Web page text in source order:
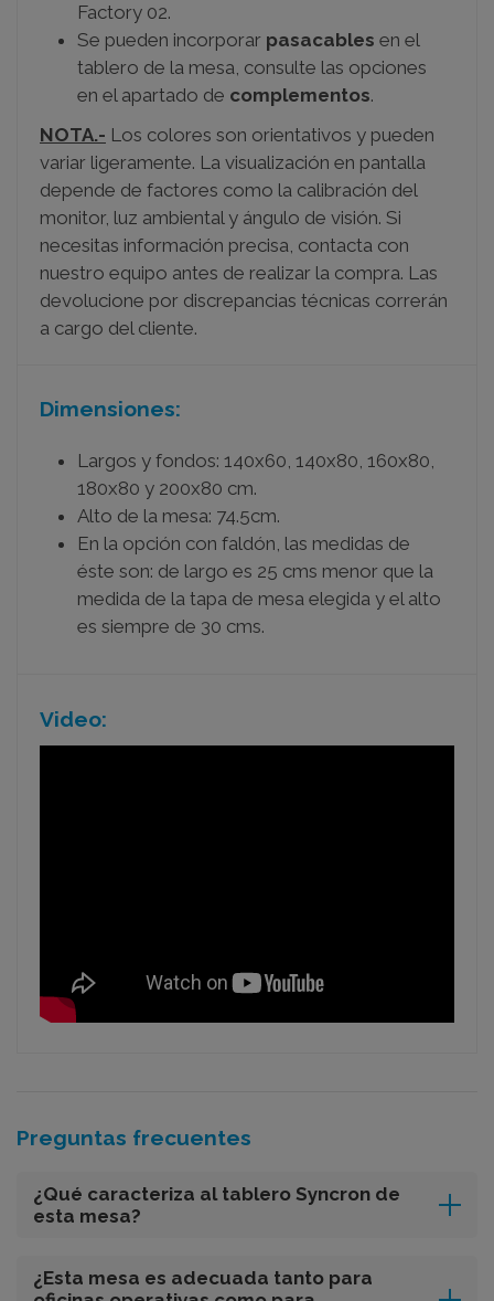
Factory 02.
Se pueden incorporar pasacables en el
tablero de la mesa, consulte las opciones
en el apartado de complementos.
NOTA.- Los colores son orientativos y pueden
variar ligeramente. La visualización en pantalla
depende de factores como la calibración del
monitor, luz ambiental y ángulo de visión. Si
necesitas información precisa, contacta con
nuestro equipo antes de realizar la compra. Las
devolucione por discrepancias técnicas correrán
a cargo del cliente.
Dimensiones:
Largos y fondos: 140x60, 140x80, 160x80,
180x80 y 200x80 cm.
Alto de la mesa: 74.5cm.
En la opción con faldón, las medidas de
éste son: de largo es 25 cms menor que la
medida de la tapa de mesa elegida y el alto
es siempre de 30 cms.
Video:
Preguntas frecuentes
¿Qué caracteriza al tablero Syncron de
esta mesa?
¿Esta mesa es adecuada tanto para